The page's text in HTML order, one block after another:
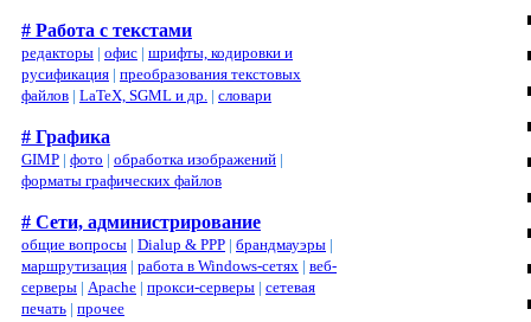
# Работа с текстами
редакторы | офис | шрифты, кодировки и
русификация | преобразования текстовых
файлов | LaTeX, SGML и др. | словари
# Графика
GIMP | фото | обработка изображений |
форматы графических файлов
# Сети, администрирование
общие вопросы | Dialup & PPP | брандмауэры |
маршрутизация | работа в Windows-сетях | веб-
серверы | Apache | прокси-серверы | сетевая
печать | прочее